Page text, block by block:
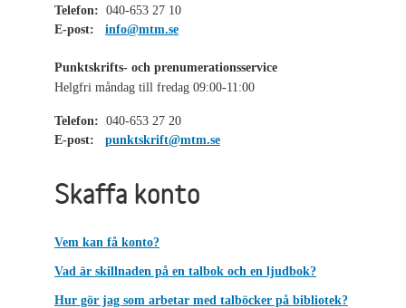
Telefon: 040-653 27 10
E-post:
info@mtm.se
Punktskrifts- och prenumerationsservice
Helgfri måndag till fredag 09:00-11:00
Telefon: 040-653 27 20
E-post:
punktskrift@mtm.se
Skaffa konto
Vem kan få konto?
Vad är skillnaden på en talbok och en ljudbok?
Hur gör jag som arbetar med talböcker på bibliotek?